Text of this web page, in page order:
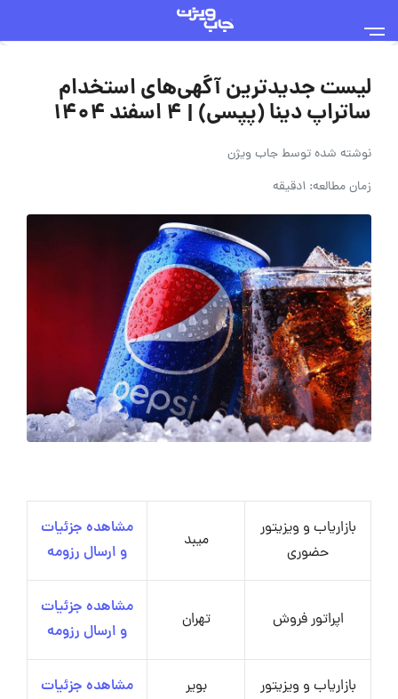
لیست جدیدترین آگهی‌های استخدام
ساتراپ دینا (پپسی) | 4 اسفند ۱۴۰۴
نوشته شده توسطجاب ویژن
زمان مطالعه: 1دقیقه
بازاریاب و ویزیتور
حضوری
میبد
مشاهده جزئیات
و ارسال رزومه
اپراتور فروش تهران
مشاهده جزئیات
و ارسال رزومه
بازاریاب و ویزیتور
بویر
مشاهده جزئیات